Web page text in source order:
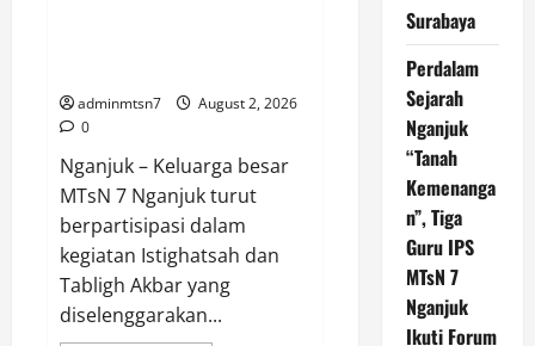
adminmtsn7
August 2, 2026
0
Nganjuk – Keluarga besar
MTsN 7 Nganjuk turut
berpartisipasi dalam
kegiatan Istighatsah dan
Tabligh Akbar yang
diselenggarakan...
Surabaya
Perdalam
Sejarah
Nganjuk
“Tanah
Kemenanga
n”, Tiga
Guru IPS
MTsN 7
Nganjuk
Ikuti Forum